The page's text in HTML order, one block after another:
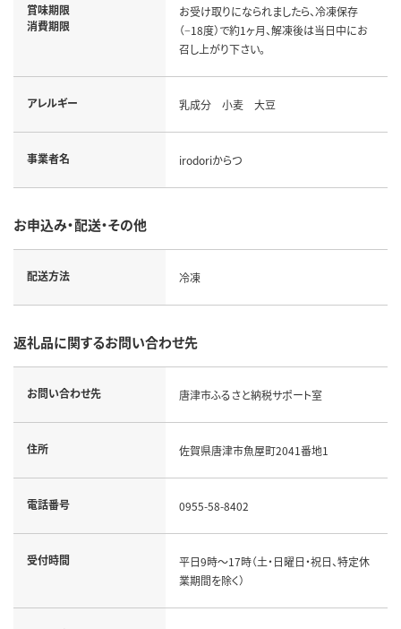
賞味期限
消費期限
お受け取りになられましたら、冷凍保存
（−18度）で約1ヶ月、解凍後は当日中にお
召し上がり下さい。
アレルギー 乳成分 小麦 大豆
事業者名 irodoriからつ
お申込み・配送・その他
配送方法 冷凍
返礼品に関するお問い合わせ先
お問い合わせ先 唐津市ふるさと納税サポート室
住所 佐賀県唐津市魚屋町2041番地1
電話番号 0955-58-8402
受付時間
平日9時～17時（土・日曜日・祝日、特定休
業期間を除く）